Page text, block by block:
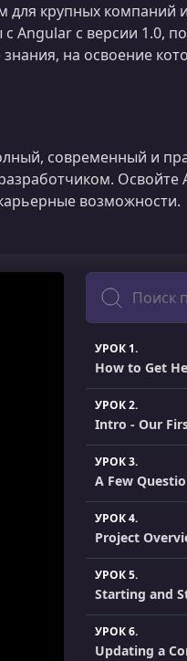
крупных компаний
Angular с версии 1.0,
на освоение
современный и
Освойте
возможности.
Поиск
УРОК 1.
How to Get
УРОК 2.
Intro - Our
УРОК 3.
A Few
УРОК 4.
Project
УРОК 5.
Starting and
УРОК 6.
Updating a